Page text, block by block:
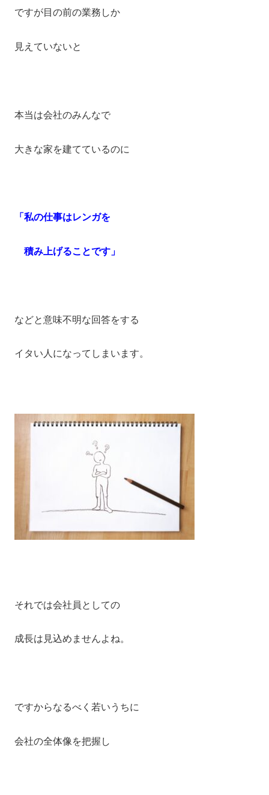
ですが目の前の業務しか
見えていないと
本当は会社のみんなで
大きな家を建てているのに
「私の仕事はレンガを
積み上げることです」
などと意味不明な回答をする
イタい人になってしまいます。
それでは会社員としての
成長は見込めませんよね。
ですからなるべく若いうちに
会社の全体像を把握し